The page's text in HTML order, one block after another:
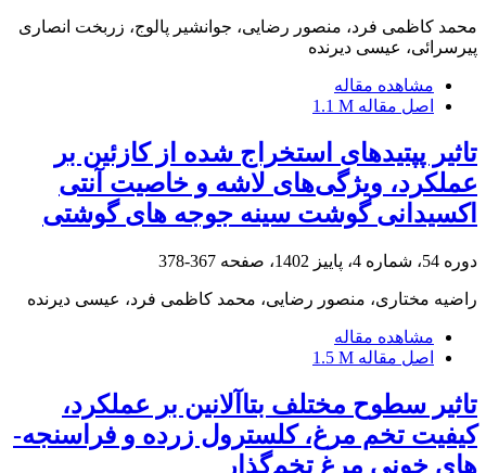
محمد کاظمی فرد، منصور رضایی، جوانشیر پالوج، زربخت انصاری
پیرسرائی، عیسی دیرنده
مشاهده مقاله
اصل مقاله 1.1 M
تاثیر پپتیدهای استخراج شده از کازئین بر
عملکرد، ویژگی‌های لاشه و خاصیت آنتی
اکسیدانی گوشت سینه جوجه های گوشتی
دوره 54، شماره 4، پاییز 1402، صفحه 367-378
راضیه مختاری، منصور رضایی، محمد کاظمی فرد، عیسی دیرنده
مشاهده مقاله
اصل مقاله 1.5 M
تاثیر سطوح مختلف بتاآلانین بر عملکرد،
کیفیت تخم ‌مرغ، کلسترول زرده و فراسنجه-
های خونی مرغ تخم‌گذار